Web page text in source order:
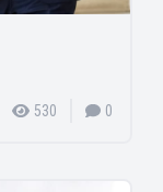
530 0